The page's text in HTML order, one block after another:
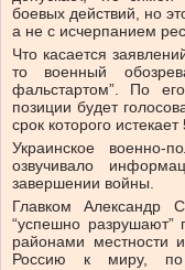
боевых действий, но
а не с исчерпанием
Что касается
то военный
фальстартом”. По
позиции будет
срок которого
Украинское военно-
озвучивало
завершении войны.
Главком Александр
“успешно
районами местности
Россию к миру, по